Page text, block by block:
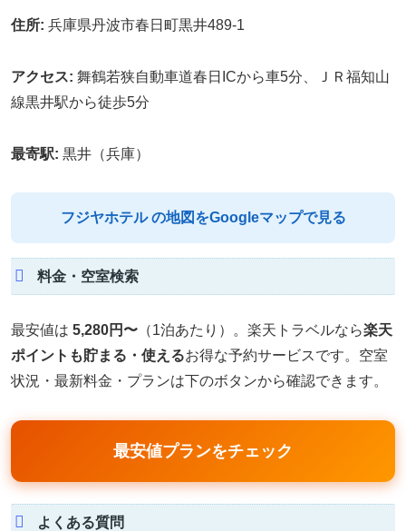
住所: 兵庫県丹波市春日町黒井489-1
アクセス: 舞鶴若狭自動車道春日ICから車5分、ＪＲ福知山
線黒井駅から徒歩5分
最寄駅: 黒井（兵庫）
フジヤホテル の地図をGoogleマップで見る
料金・空室検索
最安値は 5,280円〜 （1泊あたり）。楽天トラベルなら楽天
ポイントも貯まる・使えるお得な予約サービスです。空室
状況・最新料金・プランは下のボタンから確認できます。
最安値プランをチェック
よくある質問